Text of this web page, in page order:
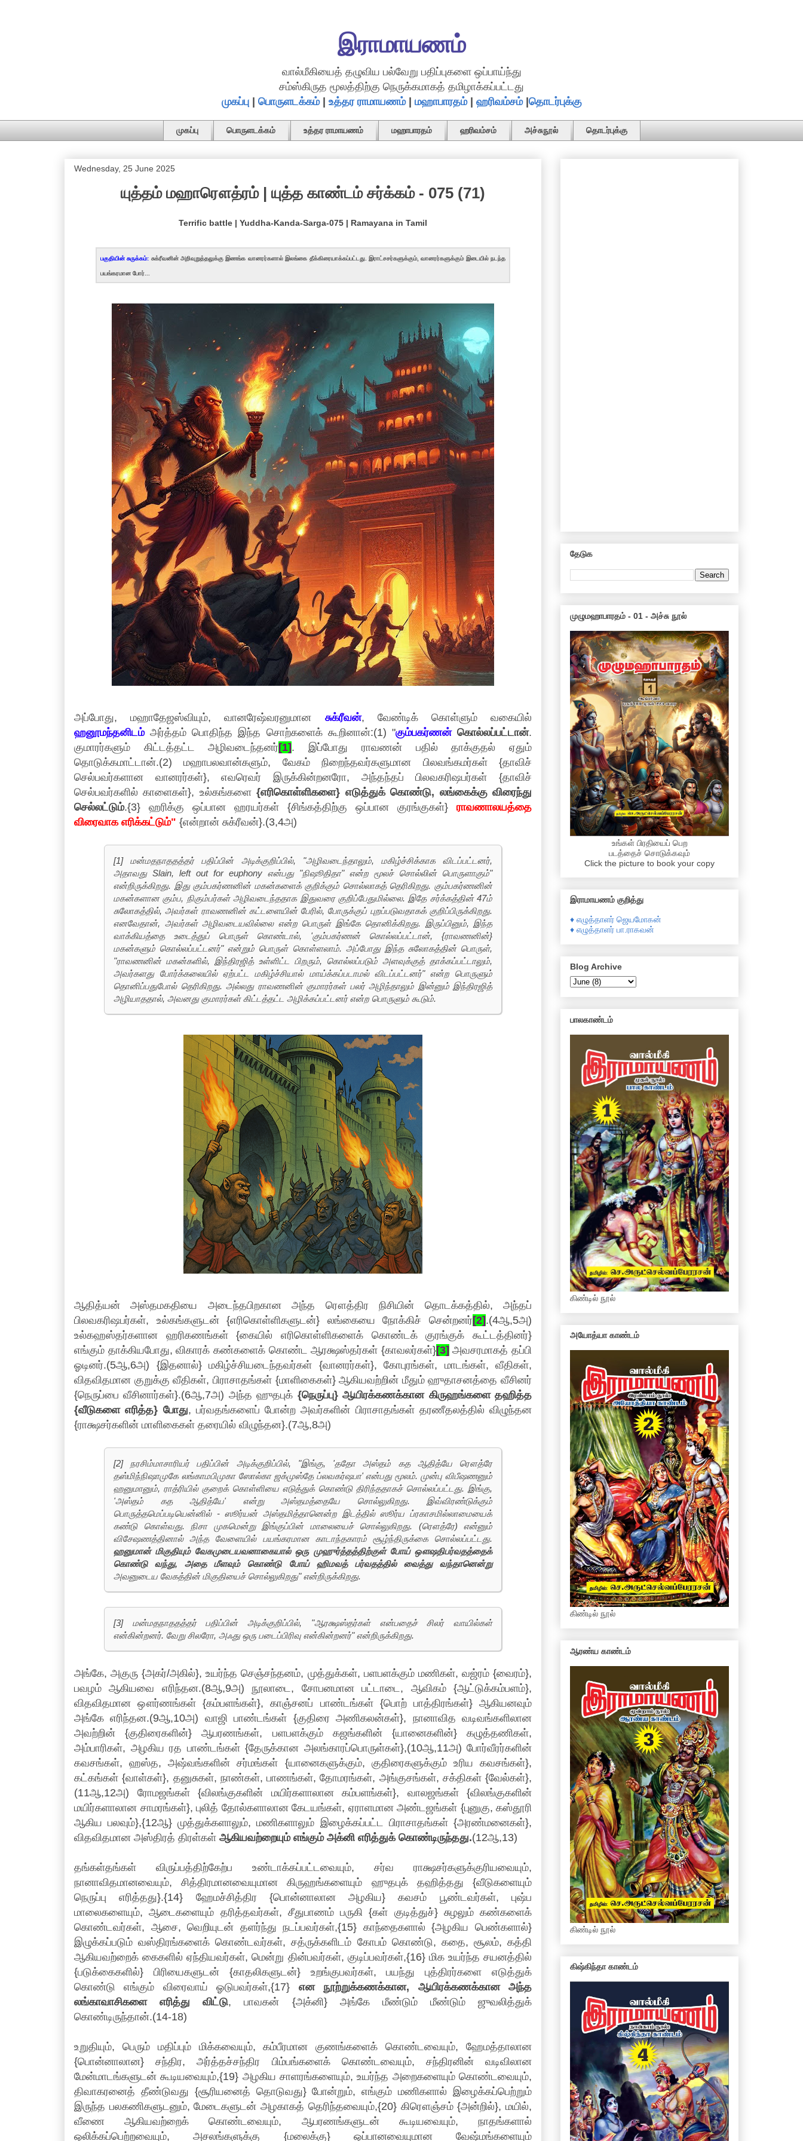
இராமாயணம்
வால்மீகியைத் தழுவிய பல்வேறு பதிப்புகளை ஒப்பாய்ந்து
சம்ஸ்கிருத மூலத்திற்கு நெருக்கமாகத் தமிழாக்கப்பட்டது
முகப்பு| பொருளடக்கம்| உத்தர ராமாயணம்| மஹாபாரதம்| ஹரிவம்சம்| தொடர்புக்கு
முகப்பு பொருளடக்கம் உத்தர ராமாயணம் மஹாபாரதம் ஹரிவம்சம் அச்சுநூல் தொடர்புக்கு
Wednesday, 25 June 2025
யுத்தம் மஹாரௌத்ரம் | யுத்த காண்டம் சர்க்கம் - 075 (71)
Terrific battle | Yuddha-Kanda-Sarga-075 | Ramayana in Tamil
பகுதியின் சுருக்கம்: சுக்ரீவனின் அறிவுறுத்தலுக்கு இணங்க வானரர்களால் இலங்கை தீக்கிரையாக்கப்பட்டது. இராட்சசர்களுக்கும், வானரர்களுக்கும் இடையில் நடந்த
பயங்கரமான போர்...
அப்போது, மஹாதேஜஸ்வியும், வானரேஷ்வரனுமான சுக்ரீவன், வேண்டிக் கொள்ளும் வகையில்
ஹனூமந்தனிடம்அர்த்தம் பொதிந்த இந்த சொற்களைக் கூறினான்:(1) "கும்பகர்ணன் கொல்லப்பட்டான்.
குமாரர்களும் கிட்டத்தட்ட அழிவடைந்தனர்[1] . இப்போது ராவணன் பதில் தாக்குதல் ஏதும்
தொடுக்கமாட்டான்.(2) மஹாபலவான்களும், வேகம் நிறைந்தவர்களுமான பிலவங்கமர்கள் {தாவிச்
செல்பவர்களான வானரர்கள்}, எவரெவர் இருக்கின்றனரோ, அந்தந்தப் பிலவகரிஷபர்கள் {தாவிச்
செல்பவர்களில் காளைகள்}, உல்கங்களை{எரிகொள்ளிகளை} எடுத்துக் கொண்டு, லங்கைக்கு விரைந்து
செல்லட்டும்.{3} ஹரிக்கு ஒப்பான ஹரயர்கள் {சிங்கத்திற்கு ஒப்பான குரங்குகள்} ராவணாலயத்தை
விரைவாக எரிக்கட்டும்" {என்றான் சுக்ரீவன்}.(3,4அ)
[1] மன்மதநாததத்தர் பதிப்பின் அடிக்குறிப்பில், "அழிவடைந்தாலும், மகிழ்ச்சிக்காக விடப்பட்டனர்,
அதாவது Slain, left out for euphony என்பது "நிஷூதிதா" என்ற மூலச் சொல்லின் பொருளாகும்"
என்றிருக்கிறது. இது கும்பகர்ணனின் மகன்களைக் குறிக்கும் சொல்லாகத் தெரிகிறது. கும்பகர்ணனின்
மகன்களான கும்ப, நிகும்பர்கள் அழிவடைந்ததாக இதுவரை குறிப்பேதுமில்லை. இதே சர்க்கத்தின் 47ம்
சுலோகத்தில், அவர்கள் ராவணனின் கட்டளையின் பேரில், போருக்குப் புறப்படுவதாகக் குறிப்பிருக்கிறது.
எனவேதான், அவர்கள் அழிவடையவில்லை என்ற பொருள் இங்கே தொனிக்கிறது. இருப்பினும், இந்த
வாக்கியத்தை உடைத்துப் பொருள் கொண்டால், 'கும்பகர்ணன் கொல்லப்பட்டான், {ராவணனின்}
மகன்களும் கொல்லப்பட்டனர்" என்றும் பொருள் கொள்ளலாம். அப்போது இந்த சுலோகத்தின் பொருள்,
"ராவணனின் மகன்களில், இந்திரஜித் உள்ளிட்ட பிறரும், கொல்லப்படும் அளவுக்குத் தாக்கப்பட்டாலும்,
அவர்களது போர்க்கலையில் ஏற்பட்ட மகிழ்ச்சியால் மாய்க்கப்படாமல் விடப்பட்டனர்" என்ற பொருளும்
தொனிப்பதுபோல் தெரிகிறது. அல்லது ராவணனின் குமாரர்கள் பலர் அழிந்தாலும் இன்னும் இந்திரஜித்
அழியாததால், அவனது குமாரர்கள் கிட்டத்தட்ட அழிக்கப்பட்டனர் என்ற பொருளும் கூடும்.
ஆதித்யன் அஸ்தமகதியை அடைந்தபிறகான அந்த ரௌத்திர நிசியின் தொடக்கத்தில், அந்தப்
பிலவகரிஷபர்கள், உல்கங்களுடன் {எரிகொள்ளிகளுடன்} லங்கையை நோக்கிச் சென்றனர்[2] .(4ஆ,5அ)
உல்கஹஸ்தர்களான ஹரிகணங்கள் {கையில் எரிகொள்ளிகளைக் கொண்டக் குரங்குக் கூட்டத்தினர்}
எங்கும் தாக்கியபோது, விகாரக் கண்களைக் கொண்ட ஆரக்ஷஸ்தர்கள் {காவலர்கள்}[3] அவசரமாகத் தப்பி
ஓடினர்.(5ஆ,6அ) {இதனால்} மகிழ்ச்சியடைந்தவர்கள் {வானரர்கள்}, கோபுரங்கள், மாடங்கள், வீதிகள்,
விதவிதமான குறுக்கு வீதிகள், பிராசாதங்கள் {மாளிகைகள்} ஆகியவற்றின் மீதும் ஹுதாசனத்தை வீசினர்
{நெருப்பை வீசினார்கள்}.(6ஆ,7அ) அந்த ஹுதபுக் {நெருப்பு} ஆயிரக்கணக்கான கிருஹங்களை தஹித்த
{வீடுகளை எரித்த} போது, பர்வதங்களைப் போன்ற அவர்களின் பிராசாதங்கள் தரணீதலத்தில் விழுந்தன
{ராக்ஷசர்களின் மாளிகைகள் தரையில் விழுந்தன}.(7ஆ,8அ)
[2] நரசிம்மாசாரியர் பதிப்பின் அடிக்குறிப்பில், "இங்கு, 'ததோ அஸ்தம் கத ஆதித்யே ரௌத்ரே
தஸ்மிந்நிஷாமுகே லங்காமபிமுகா ஸோல்கா ஜக்முஸ்தே ப்லவகர்ஷபா' என்பது மூலம். முன்பு விபீஷணனும்
ஹனுமானும், ராத்ரியில் குறைக் கொள்ளியை எடுத்துக் கொண்டு திரிந்ததாகச் சொல்லப்பட்டது. இங்கு,
'அஸ்தம் கத ஆதித்யே' என்று அஸ்தமத்தையே சொல்லுகிறது. இவ்விரண்டுக்கும்
பொருத்தமெப்படியென்னில் - ஸூர்யன் அஸ்தமித்தானென்ற இடத்தில் ஸூர்ய ப்ரகாசமில்லாமையைக்
கண்டு கொள்வது. நிசா முகமென்று இங்குப்பின் மாலையைச் சொல்லுகிறது. (ரௌத்ரே) என்னும்
விசேஷணத்தினால் அந்த வேளையில் பயங்கரமான காடாந்தகாரம் சூழ்ந்திருக்கை சொல்லப்பட்டது.
ஹனுமான் மிகுதியும் வேகமுடையவனாகையால் ஒரு முஹுர்த்தத்திற்குள் போய் ஔஷதிபர்வதத்தைக்
கொண்டு வந்து, அதை மீளவும் கொண்டு போய் ஹிமவத் பர்வதத்தில் வைத்து வந்தானென்று
அவனுடைய வேகத்தின் மிகுதியைச் சொல்லுகிறது" என்றிருக்கிறது.
[3] மன்மதநாததத்தர் பதிப்பின் அடிக்குறிப்பில், "ஆரக்ஷஸ்தர்கள் என்பதைச் சிலர் வாயில்கள்
என்கின்றனர். வேறு சிலரோ, அஃது ஒரு படைப்பிரிவு என்கின்றனர்" என்றிருக்கிறது.
அங்கே, அகுரு {அகர்/அகில்}, உயர்ந்த செஞ்சந்தனம், முத்துக்கள், பளபளக்கும் மணிகள், வஜ்ரம் {வைரம்},
பவழம் ஆகியவை எரிந்தன.(8ஆ,9அ) நூலாடை, சோபனமான பட்டாடை, ஆவிகம் {ஆட்டுக்கம்பளம்},
விதவிதமான ஔர்ணங்கள் {கம்பளங்கள்}, காஞ்சனப் பாண்டங்கள் {பொற் பாத்திரங்கள்} ஆகியனவும்
அங்கே எரிந்தன.(9ஆ,10அ) வாஜி பாண்டங்கள் {குதிரை அணிகலன்கள்}, நானாவித வடிவங்களிலான
அவற்றின் {குதிரைகளின்} ஆபரணங்கள், பளபளக்கும் கஜங்களின் {யானைகளின்} கழுத்தணிகள்,
அம்பாரிகள், அழகிய ரத பாண்டங்கள் {தேருக்கான அலங்காரப்பொருள்கள்},(10ஆ,11அ) போர்வீரர்களின்
கவசங்கள், ஹஸ்த, அஷ்வங்களின் சர்மங்கள் {யானைகளுக்கும், குதிரைகளுக்கும் உரிய கவசங்கள்},
கட்கங்கள் {வாள்கள்}, தனுசுகள், நாண்கள், பாணங்கள், தோமரங்கள், அங்குசங்கள், சக்திகள் {வேல்கள்},
(11ஆ,12அ) ரோமஜங்கள் {விலங்குகளின் மயிர்களாலான கம்பளங்கள்}, வாலஜங்கள் {விலங்குகளின்
மயிர்களாலான சாமரங்கள்}, புலித் தோல்களாலான கேடயங்கள், ஏராளமான அண்டஜங்கள் {புனுகு, கஸ்தூரி
ஆகிய பலவும்},{12ஆ} முத்துக்களாலும், மணிகளாலும் இழைக்கப்பட்ட பிராசாதங்கள் {அரண்மனைகள்},
விதவிதமான அஸ்திரத் திரள்கள் ஆகியவற்றையும் எங்கும் அக்னி எரித்துக் கொண்டிருந்தது.(12ஆ,13)
தங்கள்தங்கள் விருப்பத்திற்கேற்ப உண்டாக்கப்பட்டவையும், சர்வ ராக்ஷசர்களுக்குரியவையும்,
நானாவிதமானவையும், சித்திரமானவையுமான கிருஹங்களையும் ஹுதபுக் தஹித்தது {வீடுகளையும்
நெருப்பு எரித்தது}.{14} ஹேமச்சித்திர {பொன்னாலான அழகிய} கவசம் பூண்டவர்கள், புஷ்ப
மாலைகளையும், ஆடைகளையும் தரித்தவர்கள், சீதுபாணம் பருகி {கள் குடித்துச்} சுழலும் கண்களைக்
கொண்டவர்கள், ஆசை, வெறியுடன் தளர்ந்து நடப்பவர்கள்,{15} காந்தைகளால் {அழகிய பெண்களால்}
இழுக்கப்படும் வஸ்திரங்களைக் கொண்டவர்கள், சத்ருக்களிடம் கோபம் கொண்டு, கதை, சூலம், கத்தி
ஆகியவற்றைக் கைகளில் ஏந்தியவர்கள், மென்று தின்பவர்கள், குடிப்பவர்கள்,{16} மிக உயர்ந்த சயனத்தில்
{படுக்கைகளில்} பிரியைகளுடன் {காதலிகளுடன்} உறங்குபவர்கள், பயந்து புத்திரர்களை எடுத்துக்
கொண்டு எங்கும் விரைவாய் ஓடுபவர்கள்,{17} என நூற்றுக்கணக்கான, ஆயிரக்கணக்கான அந்த
லங்காவாசிகளை எரித்து விட்டு, பாவகன் {அக்னி} அங்கே மீண்டும் மீண்டும் ஜுவலித்துக்
கொண்டிருந்தான்.(14-18)
உறுதியும், பெரும் மதிப்பும் மிக்கவையும், கம்பீரமான குணங்களைக் கொண்டவையும், ஹேமத்தாலான
{பொன்னாலான} சந்திர, அர்த்தச்சந்திர பிம்பங்களைக் கொண்டவையும், சந்திரனின் வடிவிலான
மேன்மாடங்களுடன் கூடியவையும்,{19} அழகிய சாளரங்களையும், உயர்ந்த அறைகளையும் கொண்டவையும்,
திவாகரனைத் தீண்டுவது {சூரியனைத் தொடுவது} போன்றும், எங்கும் மணிகளால் இழைக்கப்பெற்றும்
இருந்த பலகணிகளுடனும், மேடைகளுடன் அழகாகத் தெரிந்தவையும்,{20} கிரௌஞ்சம் {அன்றில்}, மயில்,
வீணை ஆகியவற்றைக் கொண்டவையும், ஆபரணங்களுடன் கூடியவையும், நாதங்களால்
ஒலிக்கப்பெற்றவையும், அசலங்களுக்கு {மலைக்கு} ஒப்பானவையுமான வேஷ்மங்களையும்
தேடுக
முழுமஹாபாரதம் - 01 - அச்சு நூல்
உங்கள் பிரதியைப் பெற
படத்தைச் சொடுக்கவும்
Click the picture to book your copy
இராமாயணம் குறித்து
♦ எழுத்தாளர் ஜெயமோகன்
♦ எழுத்தாளர் பா.ராகவன்
Blog Archive
பாலகாண்டம்
கிண்டில் நூல்
அயோத்யா காண்டம்
கிண்டில் நூல்
ஆரண்ய காண்டம்
கிண்டில் நூல்
கிஷ்கிந்தா காண்டம்